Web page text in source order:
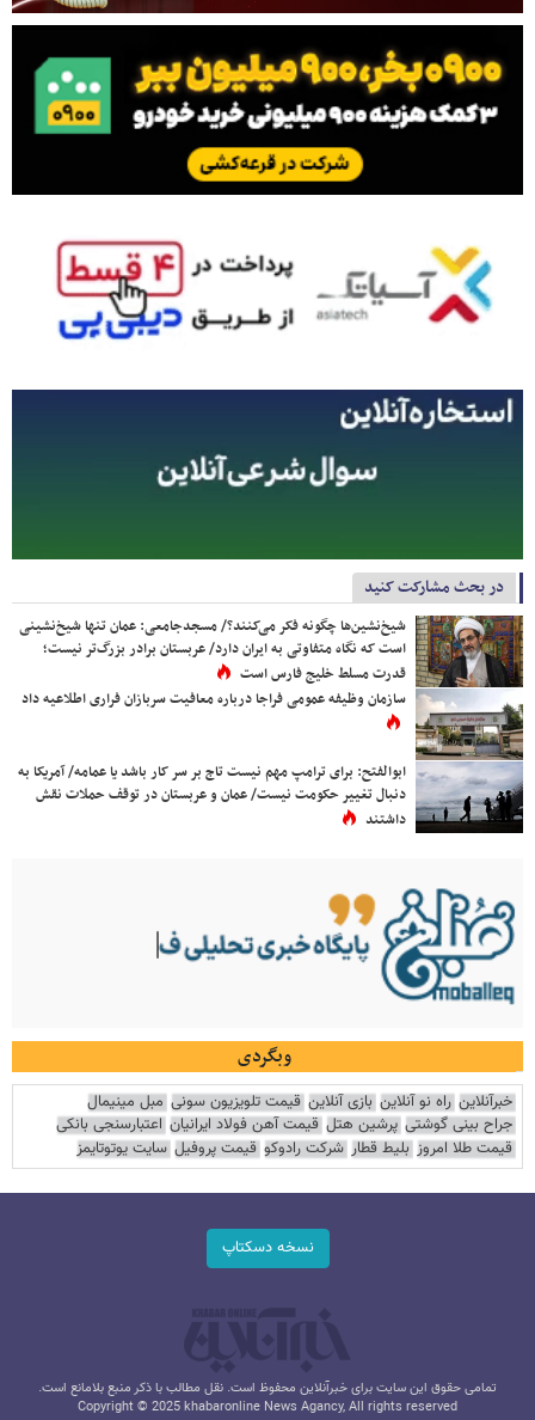
در بحث مشارکت کنید
شیخ‌نشین‌ها چگونه فکر می‌کنند؟/ مسجدجامعی: عمان تنها شیخ‌نشینی
است که نگاه متفاوتی به ایران دارد/ عربستان برادر بزرگ‌تر نیست؛
قدرت مسلط خلیج فارس است
سازمان وظیفه عمومی فراجا درباره معافیت سربازان فراری اطلاعیه داد
ابوالفتح: برای ترامپ مهم نیست تاج بر سر کار باشد یا عمامه/ آمریکا به
دنبال تغییر حکومت نیست/ عمان و عربستان در توقف حملات نقش
داشتند
وبگردی
خبرآنلاین راه نو آنلاین بازی آنلاین قیمت تلویزیون سونی مبل مینیمال
جراح بینی گوشتی پرشین هتل قیمت آهن فولاد ایرانیان اعتبارسنجی بانکی
قیمت طلا امروز بلیط قطار شرکت رادوکو قیمت پروفیل سایت یوتوتایمز
نسخه دسکتاپ
تمامی حقوق این سایت برای خبرآنلاین محفوظ است. نقل مطالب با ذکر منبع بلامانع است.
Copyright © 2025 khabaronline News Agancy, All rights reserved